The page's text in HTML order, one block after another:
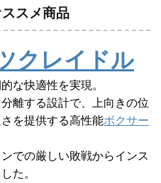
ススメ商品
クレイドル
な快適性を実現。
離する設計で、上向きの位
を提供する高性能ボクサー
での厳しい敗戦からインス
た。